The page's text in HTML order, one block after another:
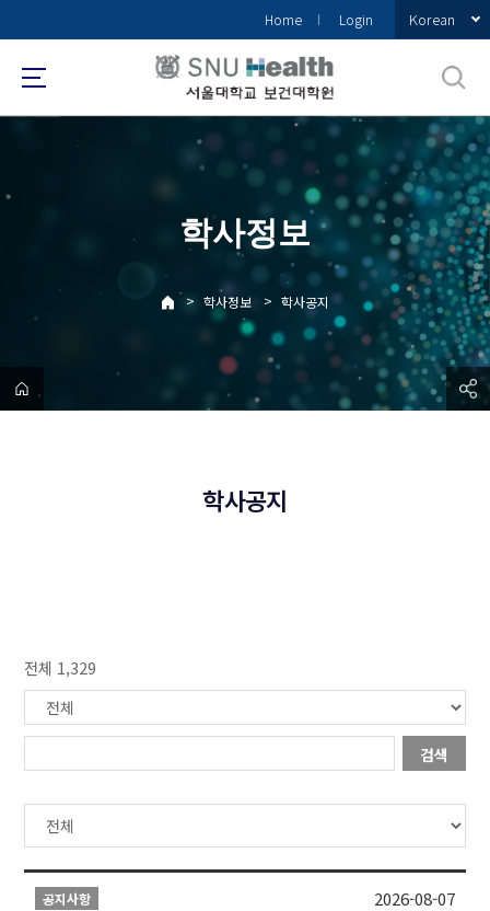
로
메
Home Login Korean
학사정보
> 학사정보 > 학사공지
학사공지
전체 1,329
검색
공지사항 2026-08-07